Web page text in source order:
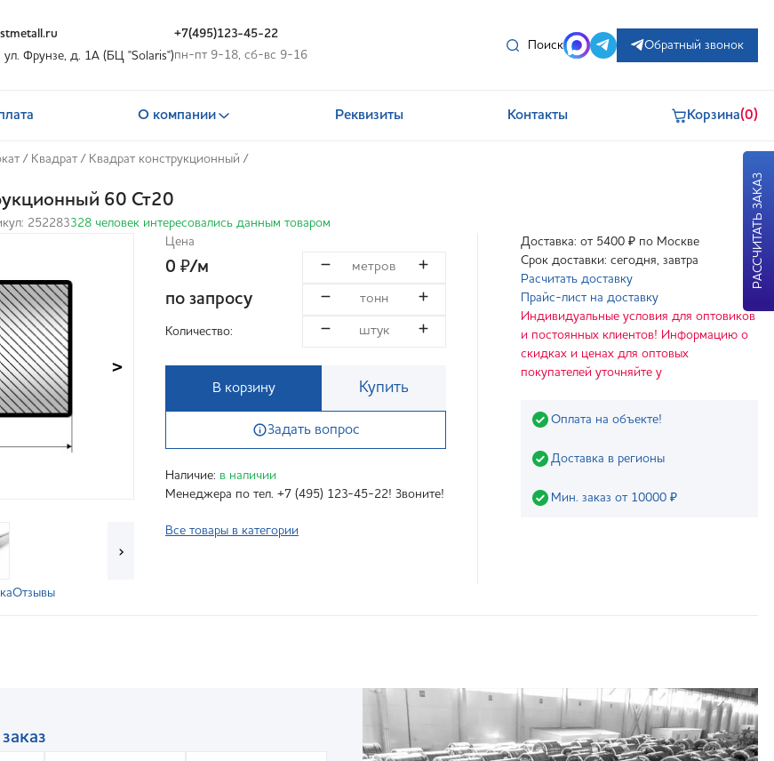
ул. Фрунзе, д. 1А (БЦ "Solaris")
+7(495)123-45-22
пн-пт 9-18, сб-вс 9-16
Поиск Обратный звонок
О компании Реквизиты Контакты Корзина(0)
/ Квадрат / Квадрат конструкционный /
60 Ст20
252283328 человек интересовались данным товаром
>
›
Цена
0 ₽/м
по запросу
Количество:
В корзину Купить
Задать вопрос
Наличие: в наличии
Менеджера по тел. +7 (495) 123-45-22! Звоните!
Все товары в категории
Доставка: от 5400 ₽ по Москве
Срок доставки: сегодня, завтра
Расчитать доставку
Прайс-лист на доставку
Индивидуальные условия для оптовиков
и постоянных клиентов! Информацию о
скидках и ценах для оптовых
покупателей уточняйте у
Оплата на объекте!
Доставка в регионы
Мин. заказ от 10000 ₽
Отзывы
РАССЧИТАТЬ ЗАКАЗ